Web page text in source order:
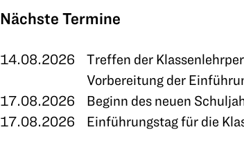
Nächste Termine
14.08.2026
Treffen der
Vorbereitung der
17.08.2026
Beginn des neuen
17.08.2026
Einführungstag für die